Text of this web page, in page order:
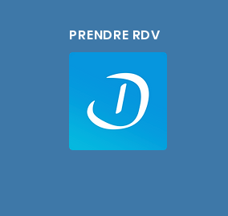
des difficultés pour aider chacun à
PRENDRE RDV